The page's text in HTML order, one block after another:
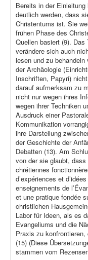
Bereits in der
deutlich werden, dass
Christentums ist. Sie
frühen Phase des
Quellen basiert (9).
verändere sich auch
lesen und zu
der Archäologie
Inschriften, Papyri)
darauf aufmerksam zu
nicht nur wegen ihres
wegen ihrer Techniken
Ausdruck einer
Kommunikation
ihre Darstellung
der Geschichte der
Debatten (13). Am
von der sie glaubt,
chrétiennes
d’expériences et
enseignements de
et une pratique fondée
christlichen
Labor für Ideen, als es
Evangeliums und die
Praxis zu
(15) (Diese
stammen vom